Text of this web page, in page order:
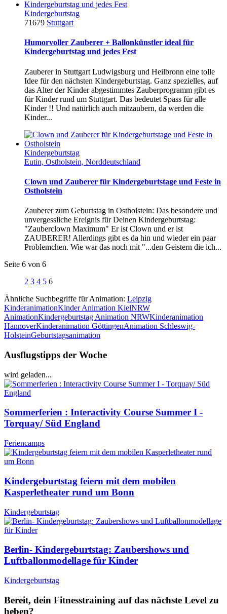
Kindergeburtstag
71679 Stuttgart
Humorvoller Zauberer + Ballonkünstler ideal für
Kindergeburtstag und jedes Fest
Zauberer in Stuttgart Ludwigsburg und Heilbronn eine tolle
Idee für den nächsten Kindergeburtstag. Ganz spezielles, auf
das Alter der Kinder abgestimmtes Zauberprogramm gibt es
für Kinder rund um Stuttgart. Das bedeutet Spass für alle
Kinder !! Und natürlich auch mitzaubern, da werden die
Kinder...
Kindergeburtstag
Eutin, Ostholstein, Norddeutschland
Clown und Zauberer für Kindergeburtstage und Feste in
Ostholstein
Zauberer zum Geburtstag in Ostholstein: Das besondere und
unvergessliche Ereignis für Deinen Kindergeburtstag:
"Zauberclown Maximum" Er ist Clown und er ist
ZAUBERER! Allerdings gibt es da hin und wieder ein paar
Problemchen. Wie war das noch mit "...den Geistern die ich...
Seite 6 von 6
2 3 4 5 6
Ähnliche Suchbegriffe für Animation: Leipzig
KinderanimationKinder Animation KielNRW
AnimationKindergeburtstag Animation NRWKinderanimation
HannoverKinderanimation GöttingenAnimation Schleswig-
HolsteinGeburtstagsanimation
Ausflugstipps der Woche
wird geladen...
Sommerferien : Interactivity Course Summer I -
Torquay/ Süd England
Feriencamps
Kindergeburtstag feiern mit dem mobilen
Kasperletheater rund um Bonn
Kindergeburtstag
Berlin- Kindergeburtstag: Zaubershows und
Luftballonmodellage für Kinder
Kindergeburtstag
Bereit, dein Fitnesstraining auf das nächste Level zu
heben?